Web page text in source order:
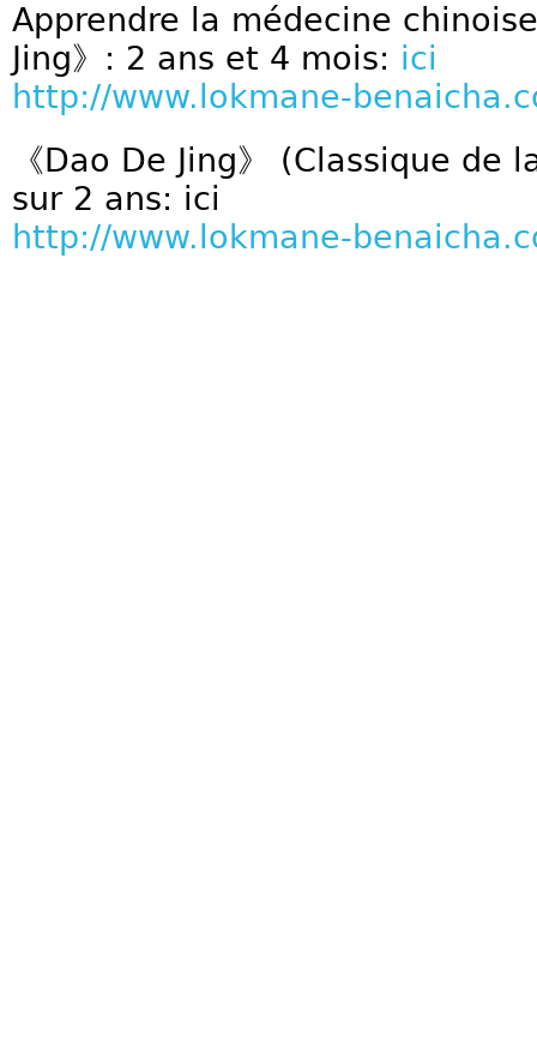
Apprendre la médecine
Jing》: 2 ans et 4 mois: ici
http://www.lokmane-
《Dao De Jing》 (Classique de
sur 2 ans: ici
http://www.lokmane-